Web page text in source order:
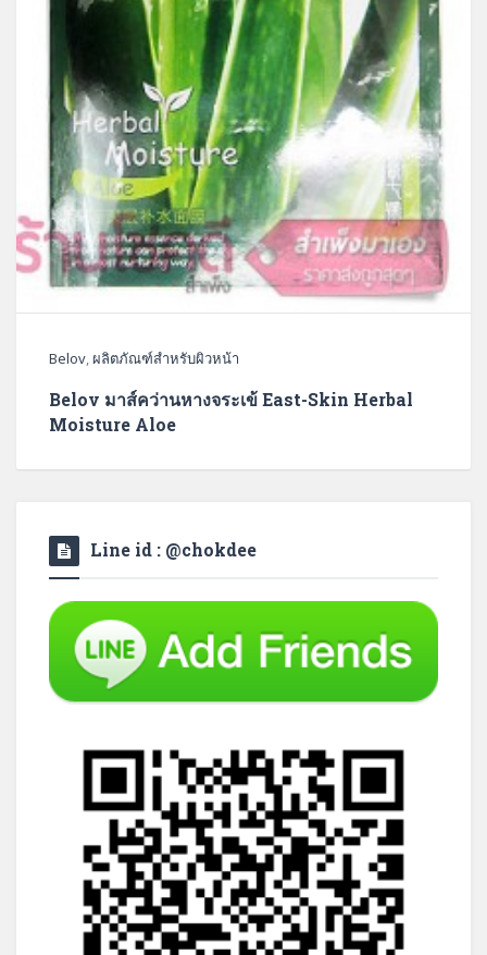
Belov,ผลิตภัณฑ์สำหรับผิวหน้า
Belov มาส์คว่านหางจระเข้ East-Skin Herbal
Moisture Aloe
Line id : @chokdee